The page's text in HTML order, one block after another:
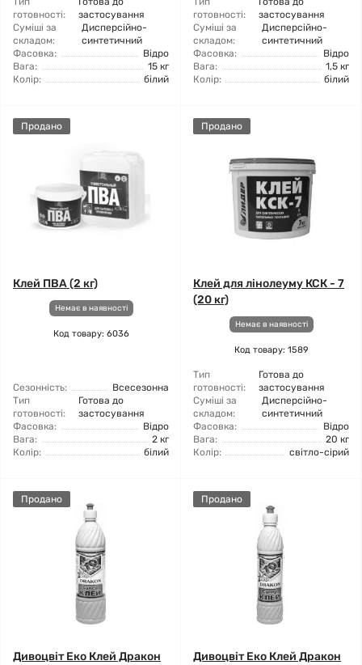
готовності:
застосування
Суміші за
складом:
Дисперсійно-
синтетичний
Фасовка:
Відро
Вага:
15 кг
Колір:
білий
готовності:
застосування
Суміші за
складом:
Дисперсійно-
синтетичний
Фасовка:
Відро
Вага:
1,5 кг
Колір:
білий
Продано
Клей ПВА (2 кг)
Немає в наявності
Код товару: 6036
Сезонність:
Всесезонна
Тип
готовності:
Готова до
застосування
Фасовка:
Відро
Вага:
2 кг
Колір:
білий
Продано
Клей для лінолеуму КСК - 7
(20 кг)
Немає в наявності
Код товару: 1589
Тип
готовності:
Готова до
застосування
Суміші за
складом:
Дисперсійно-
синтетичний
Фасовка:
Відро
Вага:
20 кг
Колір:
світло-сірий
Продано
Дивоцвіт Еко Клей Дракон
Продано
Дивоцвіт Еко Клей Дракон